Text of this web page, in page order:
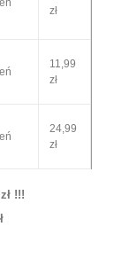
zł
11,99
zł
24,99
zł
!!!